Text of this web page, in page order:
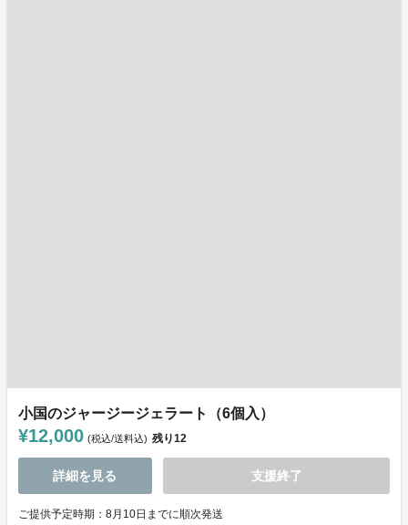
小国のジャージージェラート（6個入）
¥12,000 (税込/送料込) 残り12
詳細を見る 支援終了
ご提供予定時期：8月10日までに順次発送